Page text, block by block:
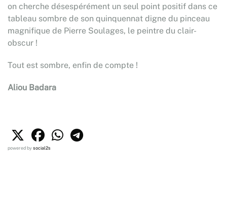
on cherche désespérément un seul point positif dans ce
tableau sombre de son quinquennat digne du pinceau
magnifique de Pierre Soulages, le peintre du clair-
obscur !
Tout est sombre, enfin de compte !
Aliou Badara
powered bysocial2s